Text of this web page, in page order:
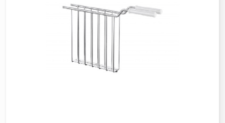
lucidatrice pavimenti
pattumiera raccolta differenziata